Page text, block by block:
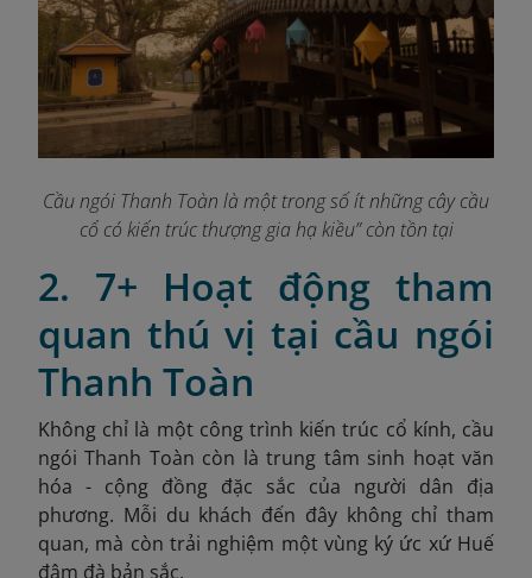
Cầu ngói Thanh Toàn là một trong số ít những cây cầu
cổ có kiến trúc thượng gia hạ kiều” còn tồn tại
2. 7+ Hoạt động tham
quan thú vị tại cầu ngói
Thanh Toàn
Không chỉ là một công trình kiến trúc cổ kính, cầu
ngói Thanh Toàn còn là trung tâm sinh hoạt văn
hóa - cộng đồng đặc sắc của người dân địa
phương. Mỗi du khách đến đây không chỉ tham
quan, mà còn trải nghiệm một vùng ký ức xứ Huế
đậm đà bản sắc.